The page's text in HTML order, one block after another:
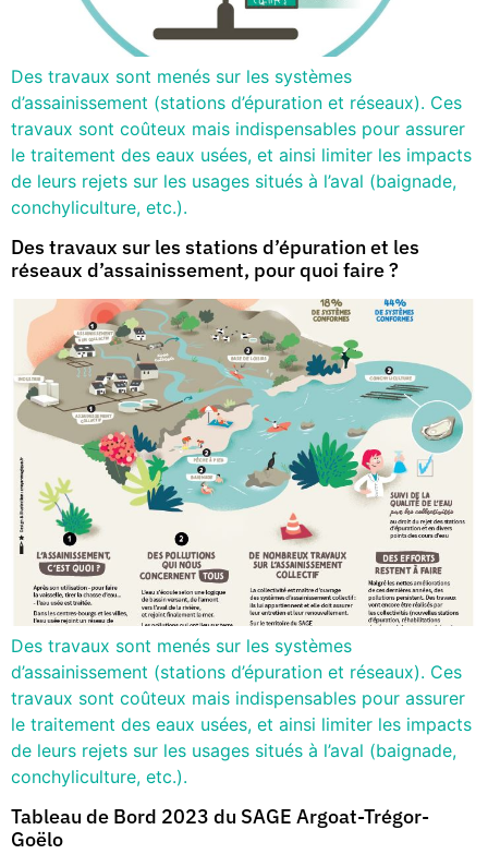
Des travaux sont menés sur les systèmes
d’assainissement (stations d’épuration et réseaux). Ces
travaux sont coûteux mais indispensables pour assurer
le traitement des eaux usées, et ainsi limiter les impacts
de leurs rejets sur les usages situés à l’aval (baignade,
conchyliculture, etc.).
Des travaux sur les stations d’épuration et les
réseaux d’assainissement, pour quoi faire ?
Des travaux sont menés sur les systèmes
d’assainissement (stations d’épuration et réseaux). Ces
travaux sont coûteux mais indispensables pour assurer
le traitement des eaux usées, et ainsi limiter les impacts
de leurs rejets sur les usages situés à l’aval (baignade,
conchyliculture, etc.).
Tableau de Bord 2023 du SAGE Argoat-Trégor-
Goëlo